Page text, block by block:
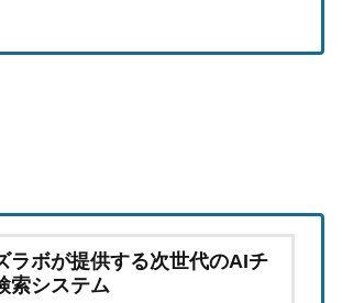
ラボが提供する次世代のAIチ
索システム